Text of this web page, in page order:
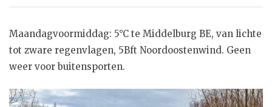
Maandagvoormiddag: 5°C te Middelburg BE, van lichte
tot zware regenvlagen, 5Bft Noordoostenwind. Geen
weer voor buitensporten.